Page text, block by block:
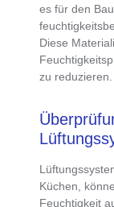
es für den
Diese
zu reduzieren.
Küchen,
Feuchtigkeit